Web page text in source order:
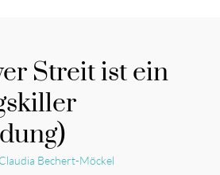
Streit ist ein
Claudia Bechert-Möckel